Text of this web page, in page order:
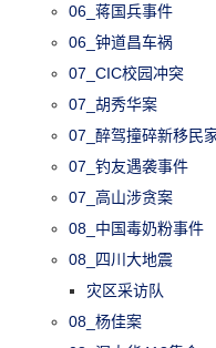
06_蒋国兵事件
06_钟道昌车祸
07_CIC校园冲突
07_胡秀华案
07_醉驾撞碎新移民
07_钓友遇袭事件
07_高山涉贪案
08_中国毒奶粉事件
08_四川大地震
灾区采访队
08_杨佳案